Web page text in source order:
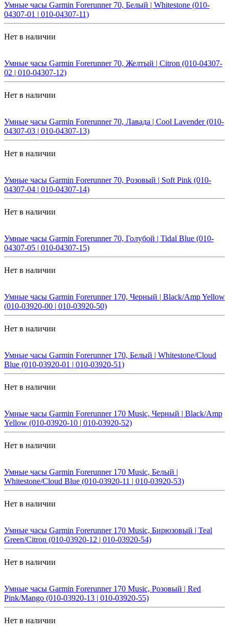
Умные часы Garmin Forerunner 70, Белый | Whitestone (010-
04307-01 | 010-04307-11)
Нет в наличии
Умные часы Garmin Forerunner 70, Желтый | Citron (010-04307-
02 | 010-04307-12)
Нет в наличии
Умные часы Garmin Forerunner 70, Лавада | Cool Lavender (010-
04307-03 | 010-04307-13)
Нет в наличии
Умные часы Garmin Forerunner 70, Розовый | Soft Pink (010-
04307-04 | 010-04307-14)
Нет в наличии
Умные часы Garmin Forerunner 70, Голубой | Tidal Blue (010-
04307-05 | 010-04307-15)
Нет в наличии
Умные часы Garmin Forerunner 170, Черный | Black/Amp Yellow
(010-03920-00 | 010-03920-50)
Нет в наличии
Умные часы Garmin Forerunner 170, Белый | Whitestone/Cloud
Blue (010-03920-01 | 010-03920-51)
Нет в наличии
Умные часы Garmin Forerunner 170 Music, Черный | Black/Amp
Yellow (010-03920-10 | 010-03920-52)
Нет в наличии
Умные часы Garmin Forerunner 170 Music, Белый |
Whitestone/Cloud Blue (010-03920-11 | 010-03920-53)
Нет в наличии
Умные часы Garmin Forerunner 170 Music, Бирюзовый | Teal
Green/Citron (010-03920-12 | 010-03920-54)
Нет в наличии
Умные часы Garmin Forerunner 170 Music, Розовый | Red
Pink/Mango (010-03920-13 | 010-03920-55)
Нет в наличии